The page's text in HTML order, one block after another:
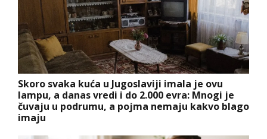
Skoro svaka kuća u Jugoslaviji imala je ovu
lampu, a danas vredi i do 2.000 evra: Mnogi je
čuvaju u podrumu, a pojma nemaju kakvo blago
imaju